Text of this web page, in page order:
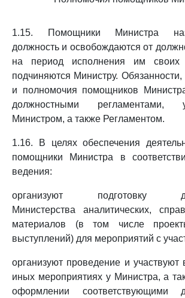
1.15. Помощники Министра
должность и освобождаются от
на период исполнения им своих
подчиняются Министру.
и полномочия помощников
должностными регламентами,
Министром, а также Регламентом.
1.16. В целях обеспечения
помощники Министра в
ведения:
организуют подготовку
Министерства аналитических,
материалов (в том числе
выступлений) для мероприятий с
организуют проведение и
иных мероприятиях у Министра, а
оформлении соответствующими